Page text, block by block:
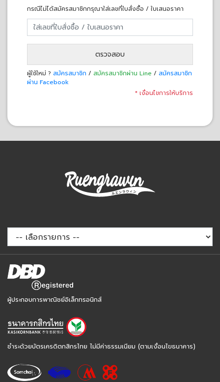
กรณีไม่ได้สมัครสมาชิกกรุณาใส่เลขที่ใบสั่งซื้อ / ใบเสนอราคา
ตรวจสอบ
ผู้ใช้ใหม่ ? สมัครสมาชิก / สมัครสมาชิกผ่าน Line / สมัครสมาชิก
ผ่าน Facebook
* เงื่อนไขการให้บริการ
ผู้ประกอบการพาณิชย์อิเล็กทรอนิกส์
ชำระด้วยบัตรเครดิตกสิกรไทย ไม่มีค่าธรรมเนียม (ตามเงื่อนไขธนาคาร)